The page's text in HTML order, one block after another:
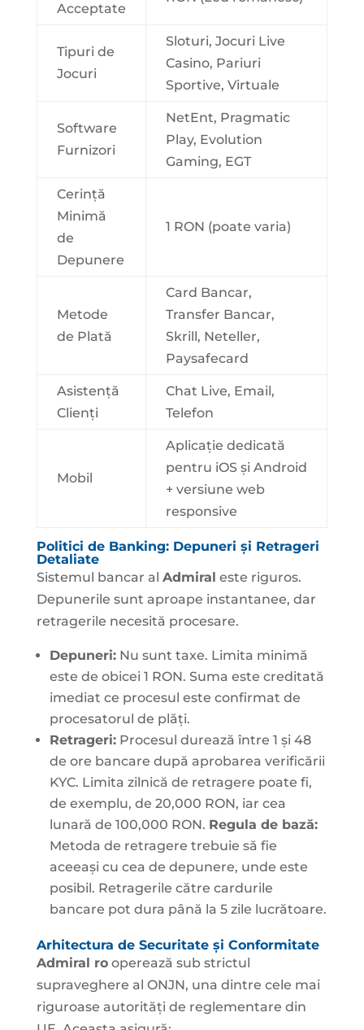
Acceptate
Tipuri de
Jocuri
Sloturi, Jocuri Live
Casino, Pariuri
Sportive, Virtuale
Software
Furnizori
NetEnt, Pragmatic
Play, Evolution
Gaming, EGT
Cerință
Minimă
de
Depunere
1 RON (poate varia)
Metode
de Plată
Card Bancar,
Transfer Bancar,
Skrill, Neteller,
Paysafecard
Asistență
Clienți
Chat Live, Email,
Telefon
Mobil
Aplicație dedicată
pentru iOS și Android
+ versiune web
responsive
Politici de Banking: Depuneri și Retrageri
Detaliate
Sistemul bancar al Admiral este riguros.
Depunerile sunt aproape instantanee, dar
retragerile necesită procesare.
Depuneri:Nu sunt taxe. Limita minimă
este de obicei 1 RON. Suma este creditată
imediat ce procesul este confirmat de
procesatorul de plăți.
Retrageri:Procesul durează între 1 și 48
de ore bancare după aprobarea verificării
KYC. Limita zilnică de retragere poate fi,
de exemplu, de 20,000 RON, iar cea
lunară de 100,000 RON. Regula de bază:
Metoda de retragere trebuie să fie
aceeași cu cea de depunere, unde este
posibil. Retragerile către cardurile
bancare pot dura până la 5 zile lucrătoare.
Arhitectura de Securitate și Conformitate
Admiral rooperează sub strictul
supraveghere al ONJN, una dintre cele mai
riguroase autorități de reglementare din